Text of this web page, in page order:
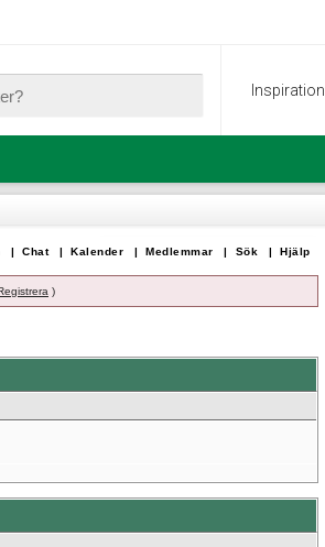
Inspiration
Hjälp
Sök |
Medlemmar |
Kalender |
Chat |
|
)